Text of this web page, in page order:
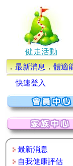
健走活動
．最新消息．體適
快速登入
最新消息
自我健康評估